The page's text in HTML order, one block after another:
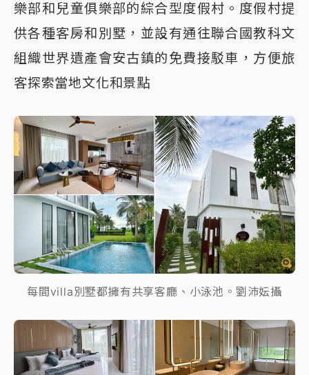
樂部和兒童俱樂部的綜合型度假村。度假村提
供各種客房和別墅，並設有通往聯合國教科文
組織世界遺產會安古鎮的免費接駁車，方便旅
客探索當地文化和景點
每間villa別墅都擁有共享客廳、小泳池。劉沛妘攝